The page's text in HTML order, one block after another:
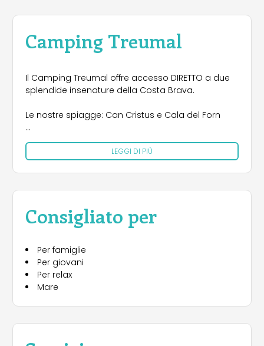
Camping Treumal
Il Camping Treumal offre accesso DIRETTO a due
splendide insenature della Costa Brava.
Le nostre spiagge: Can Cristus e Cala del Forn
Il campeggio offre accesso diretto a 2 spiagge di
sabbia dalle acque cristalline con riconoscimento
europeo (bandiera blu).
Una con 400 metri di spiaggia e una più piccola
di circa 70 metri, un'insenatura unica.
Il nostro ristorante è uno spazio affascinante che
gustare un ricco menù di piatti diversi e menù à la
carte: (paella, pesce, carne, ecc.) in un ambiente
climatizzato e molto accogliente.
Sia all'interno del bar che sulla splendida terrazza
LEGGI DI PIÙ
Consigliato per
Per famiglie
Per giovani
Per relax
Mare